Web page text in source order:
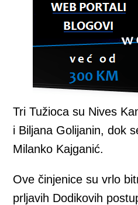
Tri Tužioca su Nives
i Biljana Golijanin, dok
Milanko Kajganić.
Ove činjenice su vrlo
prljavih Dodikovih